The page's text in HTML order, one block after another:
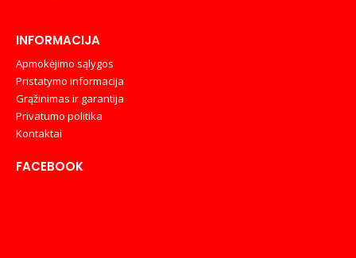
INFORMACIJA
Apmokėjimo sąlygos
Pristatymo informacija
Grąžinimas ir garantija
Privatumo politika
Kontaktai
FACEBOOK